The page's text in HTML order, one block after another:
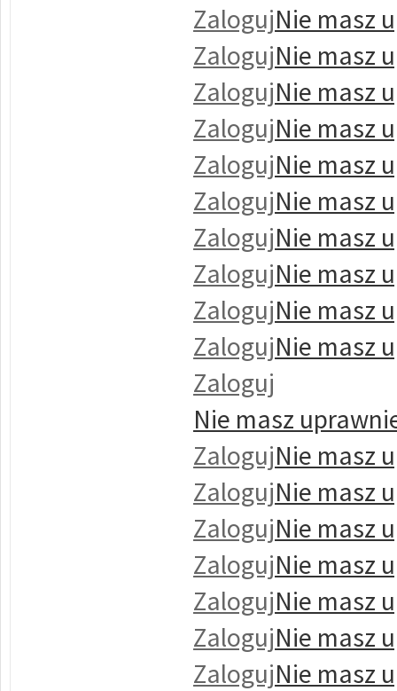
ZalogujNie masz
ZalogujNie masz
ZalogujNie masz
ZalogujNie masz
ZalogujNie masz
ZalogujNie masz
ZalogujNie masz
ZalogujNie masz
ZalogujNie masz
ZalogujNie masz
Zaloguj
Nie masz
ZalogujNie masz
ZalogujNie masz
ZalogujNie masz
ZalogujNie masz
ZalogujNie masz
ZalogujNie masz
ZalogujNie masz